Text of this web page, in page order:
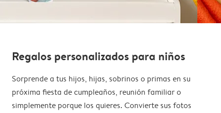
Regalos personalizados para niños
Sorprende a tus hijos, hijas, sobrinos o primas en su
próxima fiesta de cumpleaños, reunión familiar o
simplemente porque los quieres. Convierte sus fotos